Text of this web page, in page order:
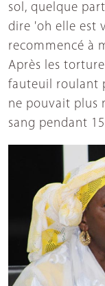
sol, quelque
dire 'oh elle est
recommencé à
Après les
fauteuil roulant
ne pouvait plus
sang pendant